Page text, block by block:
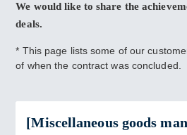
We would like to share the
deals.
* This page lists some of our
of when the contract was concluded.
[Miscellaneous goods